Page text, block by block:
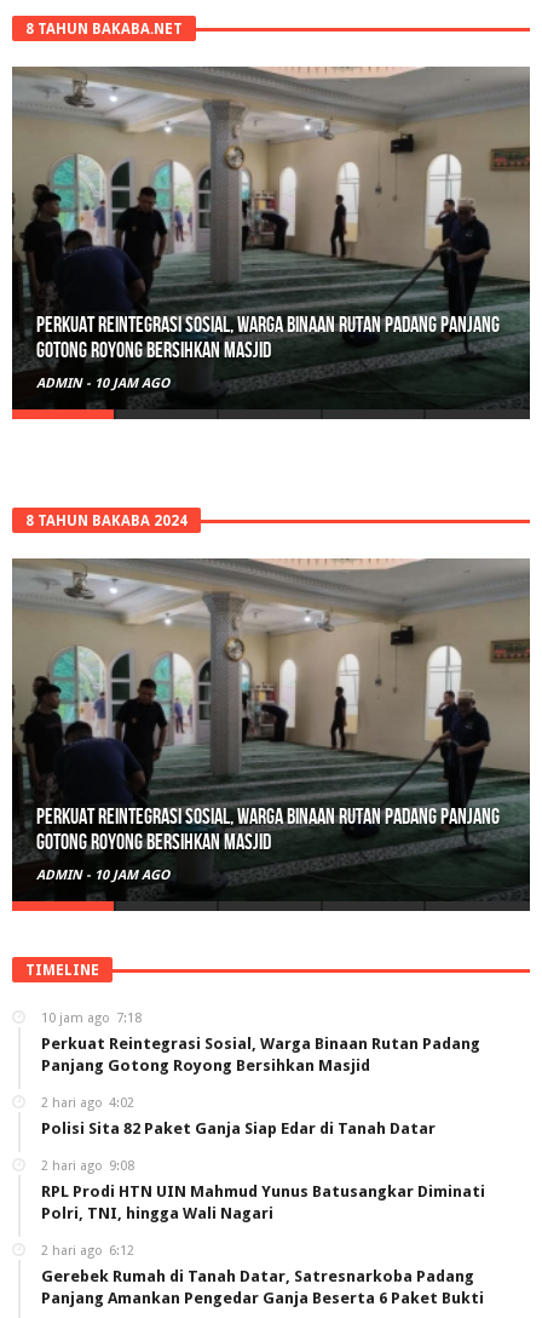
8 TAHUN BAKABA.NET
Perkuat Reintegrasi Sosial, Warga Binaan Rutan Padang Panjang
Gotong Royong Bersihkan Masjid
ADMIN - 10 JAM AGO
8 TAHUN BAKABA 2024
Perkuat Reintegrasi Sosial, Warga Binaan Rutan Padang Panjang
Gotong Royong Bersihkan Masjid
ADMIN - 10 JAM AGO
TIMELINE
10 jam ago 7:18
Perkuat Reintegrasi Sosial, Warga Binaan Rutan Padang
Panjang Gotong Royong Bersihkan Masjid
2 hari ago 4:02
Polisi Sita 82 Paket Ganja Siap Edar di Tanah Datar
2 hari ago 9:08
RPL Prodi HTN UIN Mahmud Yunus Batusangkar Diminati
Polri, TNI, hingga Wali Nagari
2 hari ago 6:12
Gerebek Rumah di Tanah Datar, Satresnarkoba Padang
Panjang Amankan Pengedar Ganja Beserta 6 Paket Bukti